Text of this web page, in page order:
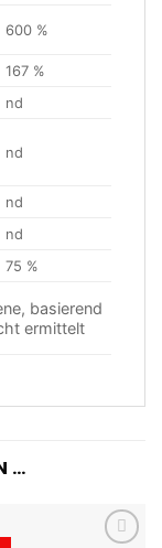
600 %
167 %
nd
nd
nd
nd
75 %
basierend
ermittelt
…